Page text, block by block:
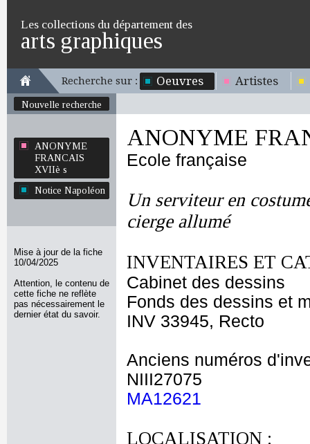
Les collections du département des
arts graphiques
Recherche sur : Oeuvres Artistes
Nouvelle recherche
ANONYME
FRANCAIS
XVIIè s
Notice Napoléon
Mise à jour de la fiche
10/04/2025
Attention, le contenu de
cette fiche ne reflète
pas nécessairement le
dernier état du savoir.
ANONYME
Ecole française
Un serviteur en
cierge allumé
INVENTAIRES ET
Cabinet des dessins
Fonds des dessins et
INV 33945, Recto
Anciens numéros
NIII27075
MA12621
LOCALISATION :